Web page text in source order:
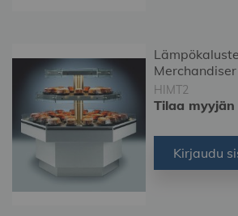
Merchandiser
HIMT2
Tilaa
Kirjaudu